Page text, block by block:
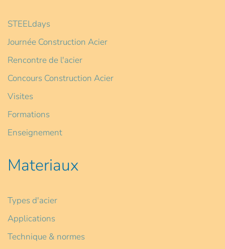
STEELdays
Journée Construction Acier
Rencontre de l'acier
Concours Construction Acier
Visites
Formations
Enseignement
Materiaux
Types d'acier
Applications
Technique & normes